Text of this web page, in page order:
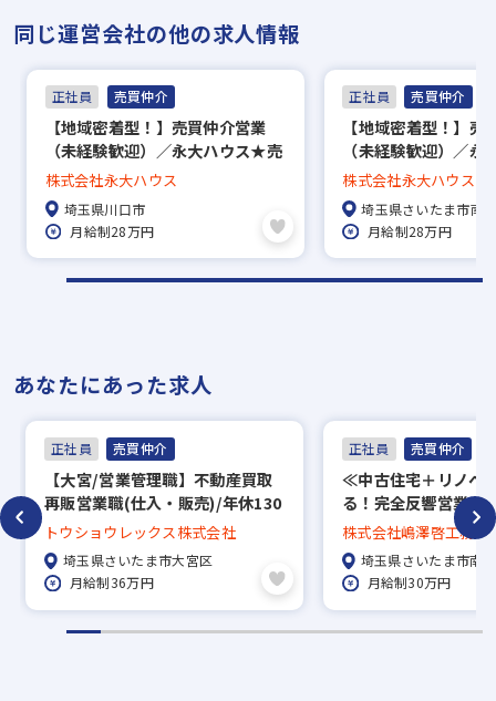
同じ運営会社の他の求人情報
正社員 売買仲介
【地域密着型！】売買仲介営業
（未経験歓迎）／永大ハウス★売
上1兆円超のオープンハウスグル
ープ
株式会社永大ハウス
埼玉県川口市
月給制28万円
正社員 売買仲介
【地域密着型！】売
（未経験歓迎）／
上1兆円超のオープ
ープ
株式会社永大ハウス
埼玉県さいたま市南
月給制28万円
あなたにあった求人
正社員 売買仲介
【⼤宮/営業管理職】不動産買取
再販営業職(仕⼊・販売)/年休130
⽇/残業20H以内 /経験者の募集
トウショウレックス株式会社
埼玉県さいたま市大宮区
月給制36万円
正社員 売買仲介
≪中古住宅＋リノベ
る！完全反響営業≫
迎！／月給30万円／
日／転勤なし◎／浦
ム
株式会社嶋澤啓工務店
埼玉県さいたま市南区
月給制30万円